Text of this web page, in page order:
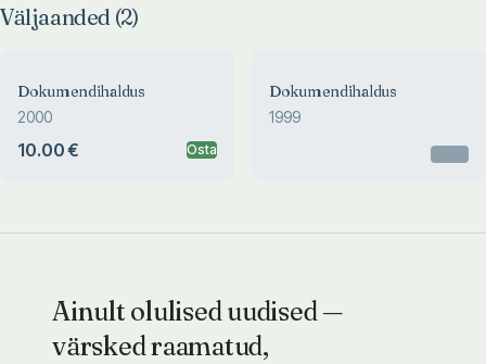
Väljaanded (2)
Dokumendihaldus
2000
10.00 € Osta
Dokumendihaldus
1999
Ainult olulised uudised —
värsked raamatud,